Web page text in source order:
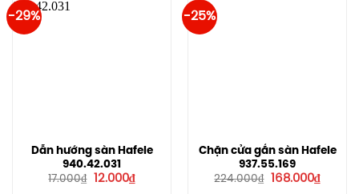
-29%
Dẫn hướng sàn Hafele
940.42.031
17.000₫
Giá
12.000₫Giá
-25%
Chặn cửa gắn sàn Hafele
937.55.169
224.000₫
Giá
168.000₫Giá